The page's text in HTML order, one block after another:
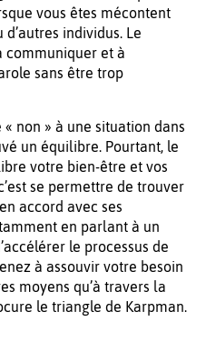
vous êtes mécontent
individus. Le
communiquer et à
sans être trop
non » à une situation dans
un équilibre. Pourtant, le
votre bien-être et vos
se permettre de trouver
accord avec ses
en parlant à un
le processus de
à assouvir votre besoin
moyens qu’à travers la
le triangle de Karpman.